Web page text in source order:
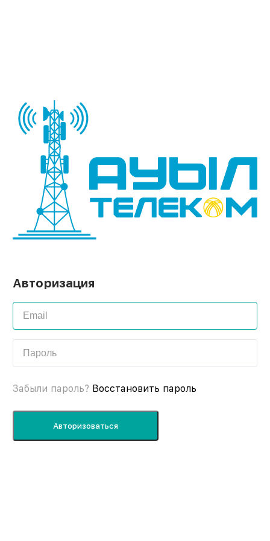
Авторизация
Забыли пароль? Восстановить пароль
Авторизоваться